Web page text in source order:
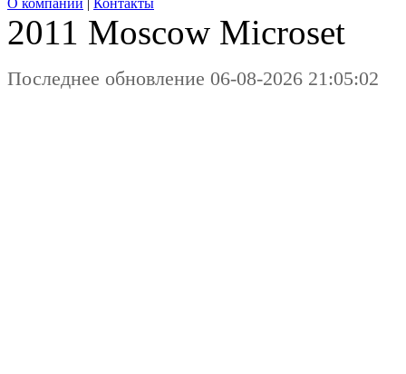
2011 Moscow Microset
Последнее обновление 06-08-2026 21:05:02